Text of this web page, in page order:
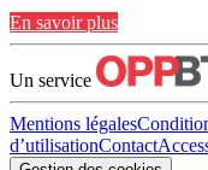
En savoir plus
Un service
Mentions légales
d’utilisationContact